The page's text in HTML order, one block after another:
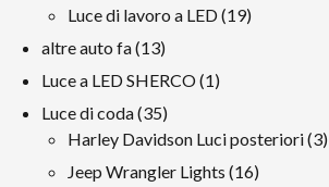
prodotti
Luce di lavoro a LED 1919
altre auto fa 1313
prodotti
Luce a LED SHERCO 11
Luce di coda 3535
prodotti
Harley Davidson Luci posteriori 33
Jeep Wrangler Lights 1616